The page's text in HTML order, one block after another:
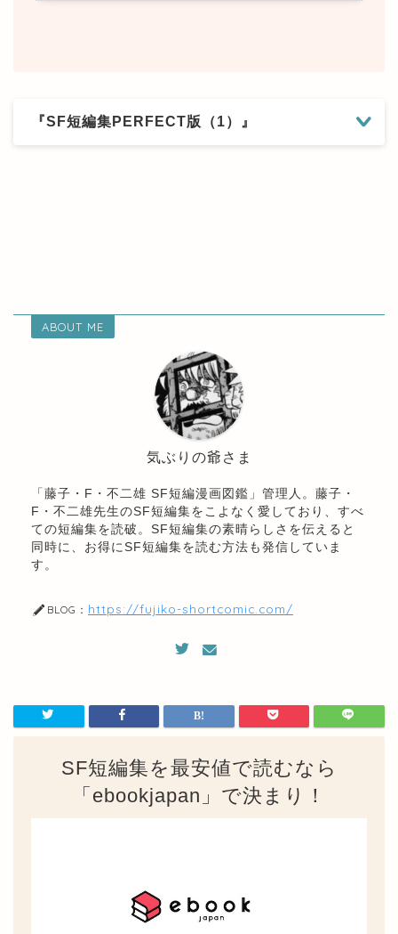
『SF短編集PERFECT版（1）』
ABOUT ME
気ぶりの爺さま
「藤子・F・不二雄 SF短編漫画図鑑」管理人。藤子・
F・不二雄先生のSF短編集をこよなく愛しており、すべ
ての短編集を読破。SF短編集の素晴らしさを伝えると
同時に、お得にSF短編集を読む方法も発信していま
す。
BLOG： https://fujiko-shortcomic.com/
SF短編集を最安値で読むなら
「ebookjapan」で決まり！